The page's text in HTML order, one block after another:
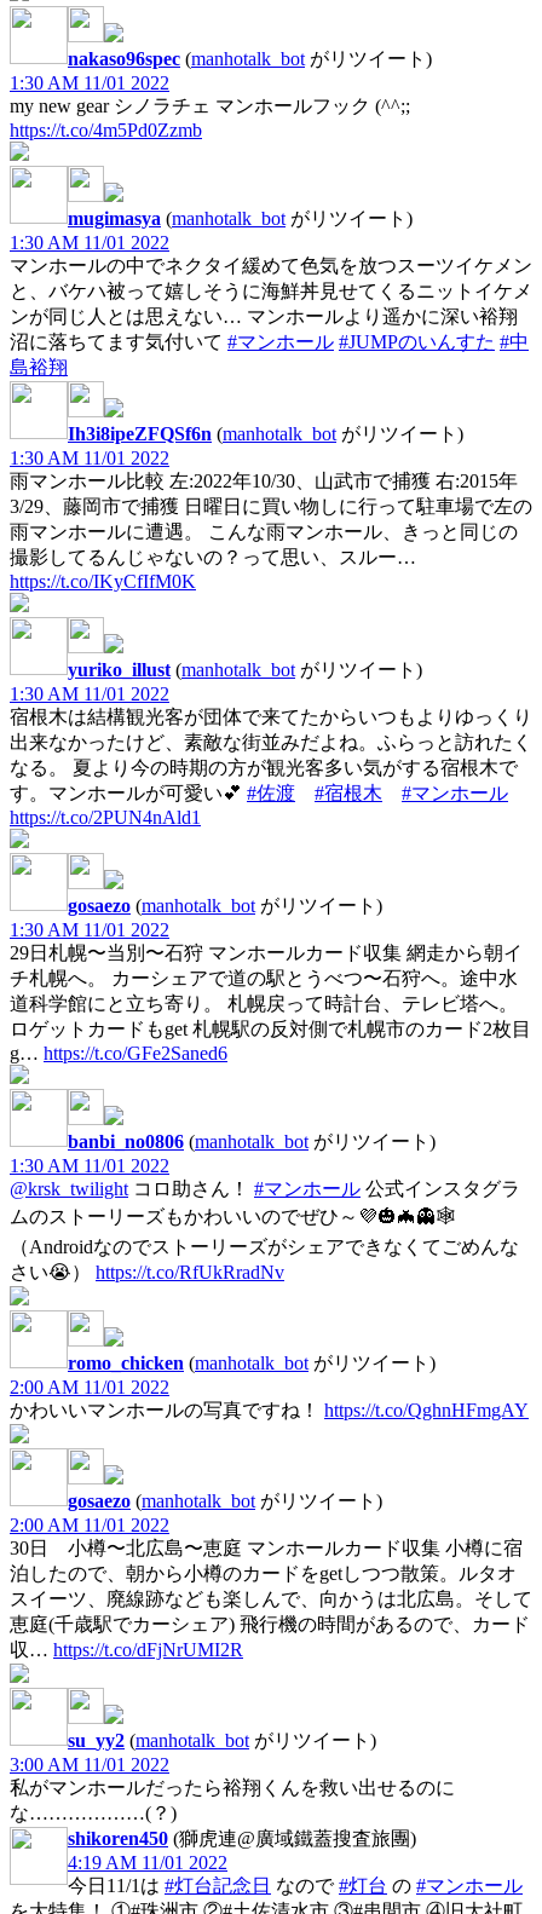
nakaso96spec (manhotalk_bot がリツイート)
1:30 AM 11/01 2022
my new gear シノラチェ マンホールフック (^^;;
https://t.co/4m5Pd0Zzmb
mugimasya (manhotalk_bot がリツイート)
1:30 AM 11/01 2022
マンホールの中でネクタイ緩めて色気を放つスーツイケメン
と、バケハ被って嬉しそうに海鮮丼見せてくるニットイケメ
ンが同じ人とは思えない… マンホールより遥かに深い裕翔
沼に落ちてます気付いて #マンホール #JUMPのいんすた #中
島裕翔
Ih3i8ipeZFQSf6n (manhotalk_bot がリツイート)
1:30 AM 11/01 2022
雨マンホール比較 左:2022年10/30、山武市で捕獲 右:2015年
3/29、藤岡市で捕獲 日曜日に買い物しに行って駐車場で左の
雨マンホールに遭遇。 こんな雨マンホール、きっと同じの
撮影してるんじゃないの？って思い、スルー…
https://t.co/IKyCfIfM0K
yuriko_illust (manhotalk_bot がリツイート)
1:30 AM 11/01 2022
宿根木は結構観光客が団体で来てたからいつもよりゆっくり
出来なかったけど、素敵な街並みだよね。ふらっと訪れたく
なる。 夏より今の時期の方が観光客多い気がする宿根木で
す。マンホールが可愛い💕 #佐渡 #宿根木
#マンホール
https://t.co/2PUN4nAld1
gosaezo (manhotalk_bot がリツイート)
1:30 AM 11/01 2022
29日札幌〜当別〜石狩 マンホールカード収集 網走から朝イ
チ札幌へ。 カーシェアで道の駅とうべつ〜石狩へ。途中水
道科学館にと立ち寄り。 札幌戻って時計台、テレビ塔へ。
ロゲットカードもget 札幌駅の反対側で札幌市のカード2枚目
g… https://t.co/GFe2Saned6
banbi_no0806 (manhotalk_bot がリツイート)
1:30 AM 11/01 2022
@krsk_twilight コロ助さん！ #マンホール 公式インスタグラ
ムのストーリーズもかわいいのでぜひ～💜🎃🦇👻🕸
（Androidなのでストーリーズがシェアできなくてごめんな
さい😭） https://t.co/RfUkRradNv
romo_chicken (manhotalk_bot がリツイート)
2:00 AM 11/01 2022
かわいいマンホールの写真ですね！ https://t.co/QghnHFmgAY
gosaezo (manhotalk_bot がリツイート)
2:00 AM 11/01 2022
30日 小樽〜北広島〜恵庭 マンホールカード収集 小樽に宿
泊したので、朝から小樽のカードをgetしつつ散策。ルタオ
スイーツ、廃線跡なども楽しんで、向かうは北広島。そして
恵庭(千歳駅でカーシェア) 飛行機の時間があるので、カード
収… https://t.co/dFjNrUMI2R
su_yy2 (manhotalk_bot がリツイート)
3:00 AM 11/01 2022
私がマンホールだったら裕翔くんを救い出せるのに
な………………(？)
shikoren450 (獅虎連@廣域鐵蓋搜査旅團)
4:19 AM 11/01 2022
今日11/1は #灯台記念日 なので#灯台 の #マンホール